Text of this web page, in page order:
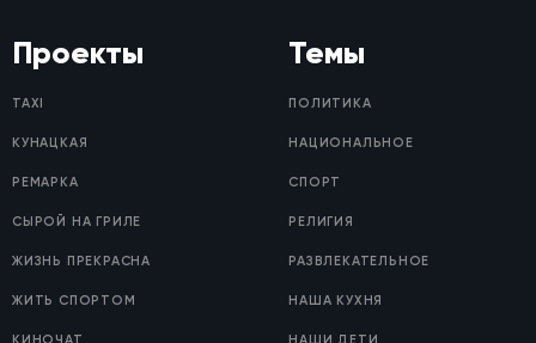
Проекты
TAXI
КУНАЦКАЯ
РЕМАРКА
СЫРОЙ НА ГРИЛЕ
ЖИЗНЬ ПРЕКРАСНА
ЖИТЬ СПОРТОМ
КИНОЧАТ
Темы
ПОЛИТИКА
НАЦИОНАЛЬНОЕ
СПОРТ
РЕЛИГИЯ
РАЗВЛЕКАТЕЛЬНОЕ
НАША КУХНЯ
НАШИ ДЕТИ